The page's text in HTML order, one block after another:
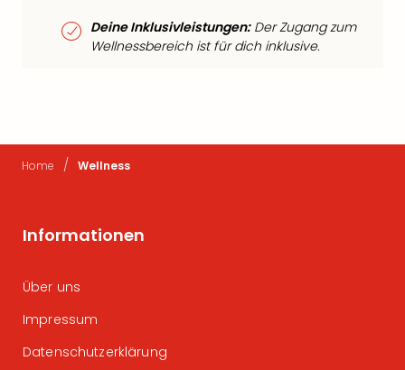
Deine Inklusivleistungen:Der Zugang zum
Wellnessbereich ist für dich inklusive.
Home / Wellness
Informationen
Über uns
Impressum
Datenschutzerklärung